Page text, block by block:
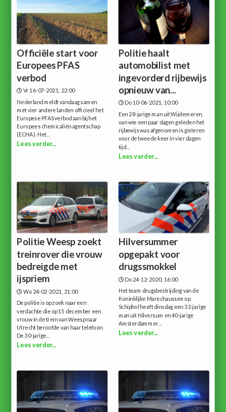
Officiële start voor
Europees PFAS
verbod
Vr 16-07-2021, 22:00
Nederland meldt vandaag samen
met vier andere landen officieel het
Europese PFAS verbod aan bij het
Europees chemicaliën agentschap
(ECHA). Het...
Lees verder...
Politie haalt
automobilist met
ingevorderd rijbewijs
opnieuw van...
Do 10-06-2021, 10:00
Een 28-jarige man uit Wijdemeren,
van wie een paar dagen geleden het
rijbewijs was afgenomen is gisteren
voor de tweede keer in vier dagen
tijd...
Lees verder...
Politie Weesp zoekt
treinrover die vrouw
bedreigde met
ijspriem
Wo 24-02-2021, 21:00
De politie is op zoek naar een
verdachte die op 15 december een
vrouw in de trein van Weesp naar
Utrecht beroofde van haar telefoon.
De 30-jarige...
Lees verder...
Hilversummer
opgepakt voor
drugssmokkel
Do 24-12-2020, 16:00
Het team drugsbestrijding van de
Koninklijke Marechaussee op
Schiphol heeft dinsdag een 32-jarige
man uit Hilversum en 40-jarige
Amsterdammer...
Lees verder...